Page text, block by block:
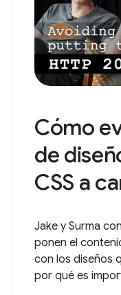
Cómo
de
CSS a
Jake y Surma
ponen el
con los diseños
por qué es